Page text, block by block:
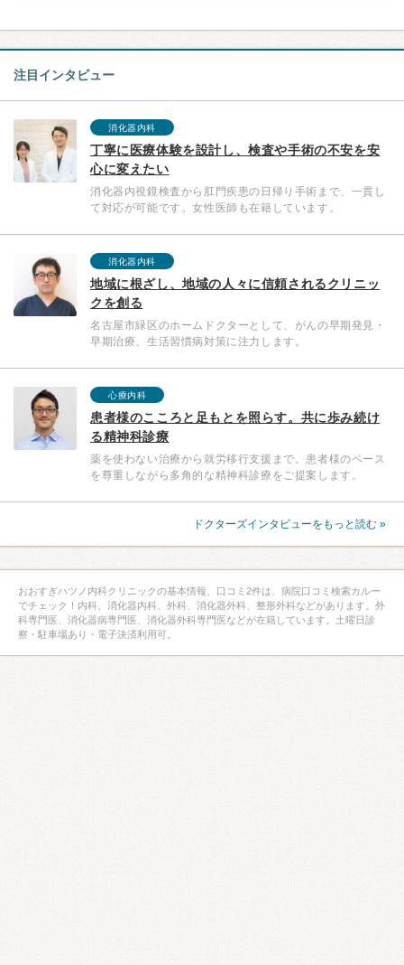
注目インタビュー
消化器内科
丁寧に医療体験を設計し、検査や手術の不安を安
心に変えたい
消化器内視鏡検査から肛門疾患の日帰り手術まで、一貫し
て対応が可能です。女性医師も在籍しています。
消化器内科
地域に根ざし、地域の人々に信頼されるクリニッ
クを創る
名古屋市緑区のホームドクターとして、がんの早期発見・
早期治療、生活習慣病対策に注力します。
心療内科
患者様のこころと足もとを照らす。共に歩み続け
る精神科診療
薬を使わない治療から就労移行支援まで。患者様のペース
を尊重しながら多角的な精神科診療をご提案します。
ドクターズインタビューをもっと読む »
おおすぎハツノ内科クリニックの基本情報、口コミ2件は、病院口コミ検索カルー
でチェック！内科、消化器内科、外科、消化器外科、整形外科などがあります。外
科専門医、消化器病専門医、消化器外科専門医などが在籍しています。土曜日診
察・駐車場あり・電子決済利用可。